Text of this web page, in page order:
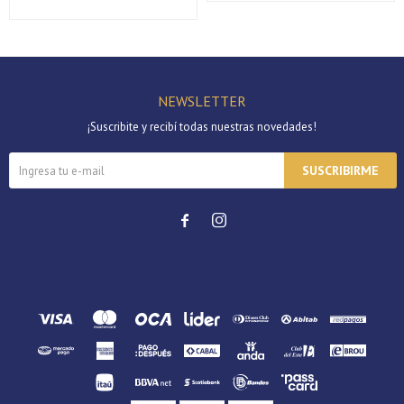
NEWSLETTER
¡Suscribite y recibí todas nuestras novedades!
SUSCRIBIRME
 